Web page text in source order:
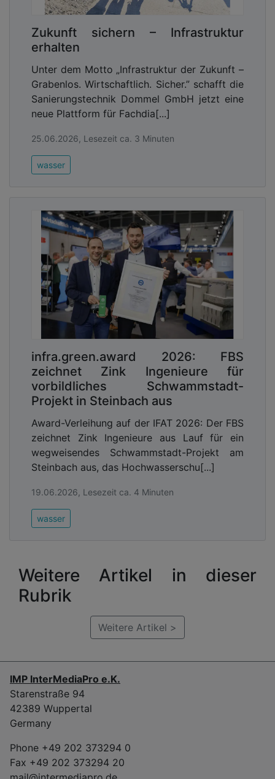
Zukunft sichern – Infrastruktur
erhalten
Unter dem Motto „Infrastruktur der Zukunft –
Grabenlos. Wirtschaftlich. Sicher.” schafft die
Sanierungstechnik Dommel GmbH jetzt eine
neue Plattform für Fachdia[...]
25.06.2026, Lesezeit ca. 3 Minuten
wasser
infra.green.award 2026: FBS
zeichnet Zink Ingenieure für
vorbildliches Schwammstadt-
Projekt in Steinbach aus
Award-Verleihung auf der IFAT 2026: Der FBS
zeichnet Zink Ingenieure aus Lauf für ein
wegweisendes Schwammstadt-Projekt am
Steinbach aus, das Hochwasserschu[...]
19.06.2026, Lesezeit ca. 4 Minuten
wasser
Weitere Artikel in dieser
Rubrik
Weitere Artikel >
IMP InterMediaPro e.K.
Starenstraße 94
42389 Wuppertal
Germany
Phone +49 202 373294 0
Fax +49 202 373294 20